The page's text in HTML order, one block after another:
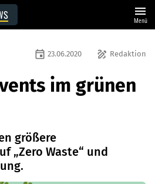
menu
Menü
draw Redaktion
event 23.06.2020
im grünen
größere
„Zero Waste“ und